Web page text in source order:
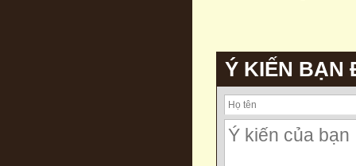
Ý KIẾN BẠN